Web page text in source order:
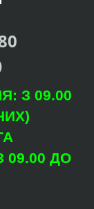
З 09.00
09.00 ДО